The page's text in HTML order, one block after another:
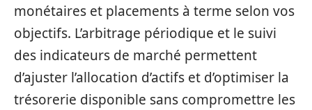
monétaires et placements à terme selon vos
objectifs. L’arbitrage périodique et le suivi
des indicateurs de marché permettent
d’ajuster l’allocation d’actifs et d’optimiser la
trésorerie disponible sans compromettre les